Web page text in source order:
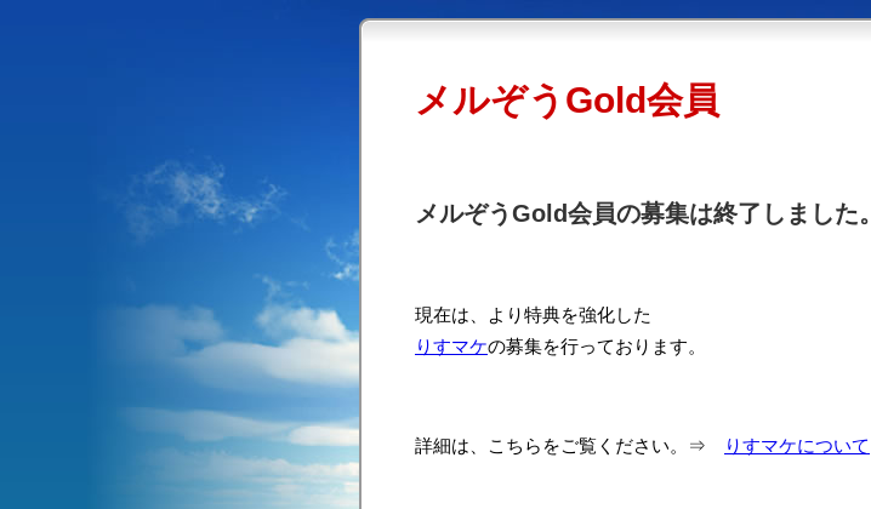
メルぞうGold会員
メルぞうGold会員の募集は終了しました。
現在は、より特典を強化した
りすマケの募集を行っております。
詳細は、こちらをご覧ください。⇒ りすマケについて